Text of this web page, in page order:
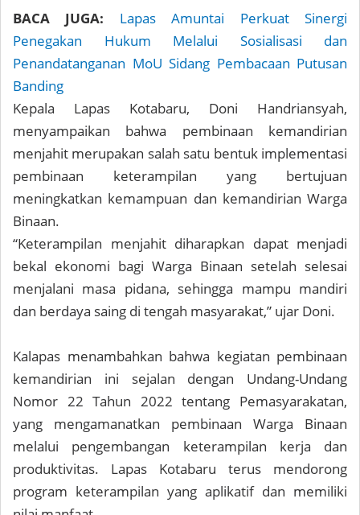
BACA JUGA:
Lapas Amuntai Perkuat Sinergi
Penegakan Hukum Melalui Sosialisasi dan
Penandatanganan MoU Sidang Pembacaan Putusan
Banding
Kepala Lapas Kotabaru, Doni Handriansyah,
menyampaikan bahwa pembinaan kemandirian
menjahit merupakan salah satu bentuk implementasi
pembinaan keterampilan yang bertujuan
meningkatkan kemampuan dan kemandirian Warga
Binaan.
“Keterampilan menjahit diharapkan dapat menjadi
bekal ekonomi bagi Warga Binaan setelah selesai
menjalani masa pidana, sehingga mampu mandiri
dan berdaya saing di tengah masyarakat,” ujar Doni.
Kalapas menambahkan bahwa kegiatan pembinaan
kemandirian ini sejalan dengan Undang-Undang
Nomor 22 Tahun 2022 tentang Pemasyarakatan,
yang mengamanatkan pembinaan Warga Binaan
melalui pengembangan keterampilan kerja dan
produktivitas. Lapas Kotabaru terus mendorong
program keterampilan yang aplikatif dan memiliki